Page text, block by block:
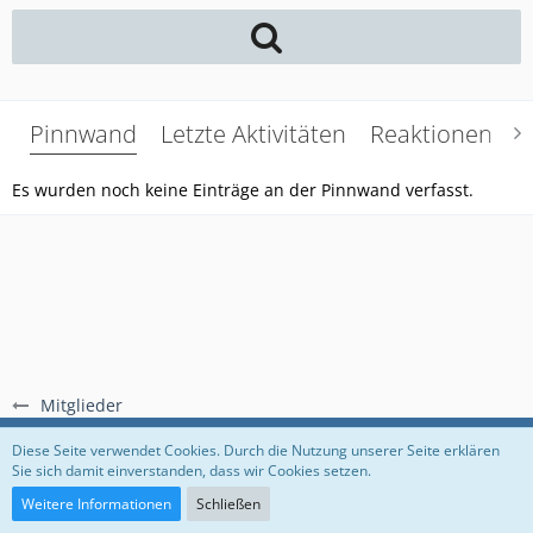
Mitglieder
Pinnwand Letzte Aktivitäten Reaktionen
Es wurden noch keine Einträge an der Pinnwand verfasst.
Regeln Datenschutzerklärung Impressum
Community-Software:
Diese Seite verwendet Cookies. Durch die Nutzung unserer Seite erklären
Sie sich damit einverstanden, dass wir Cookies setzen.
Weitere Informationen
Schließen